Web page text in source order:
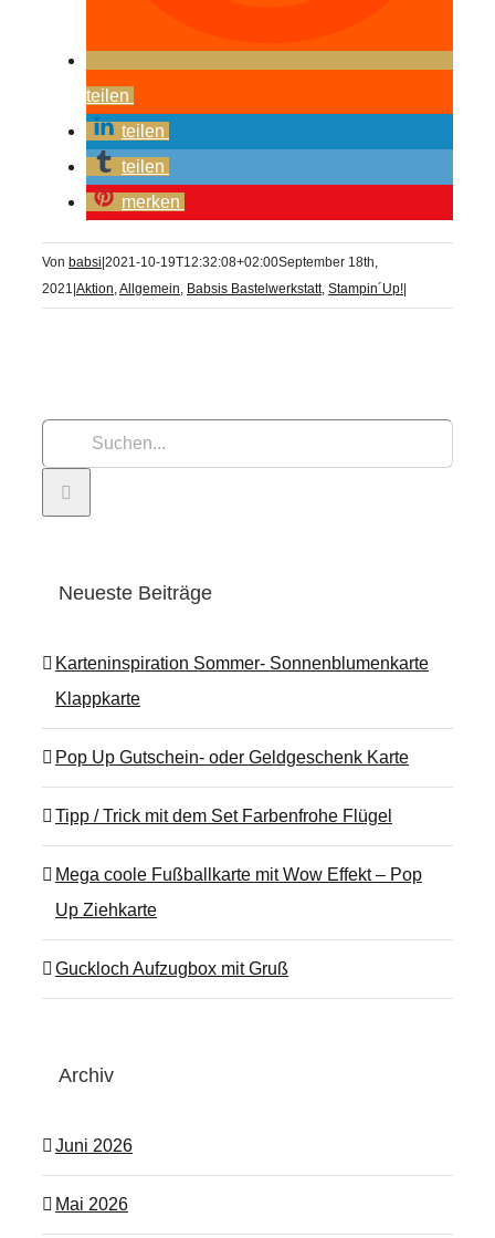
teilen
teilen
teilen
merken
Von babsi 2021-10-19T12:32:08+02:00September 18th,
2021 Aktion,Allgemein, Babsis Bastelwerkstatt, Stampin´Up!
nach:
Neueste Beiträge
Karteninspiration Sommer- Sonnenblumenkarte
Klappkarte
Pop Up Gutschein- oder Geldgeschenk Karte
Tipp / Trick mit dem Set Farbenfrohe Flügel
Mega coole Fußballkarte mit Wow Effekt – Pop
Up Ziehkarte
Guckloch Aufzugbox mit Gruß
Archiv
Juni 2026
Mai 2026